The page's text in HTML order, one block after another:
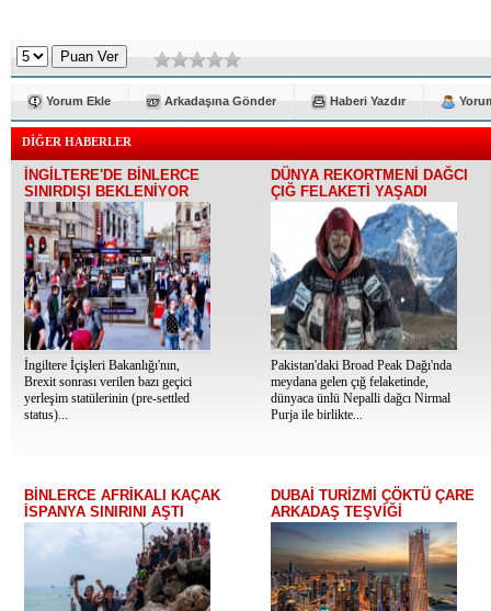
Yorum Ekle Arkadaşına Gönder Haberi Yazdır
DİĞER HABERLER
İNGİLTERE'DE BİNLERCE
SINIRDIŞI BEKLENİYOR
İngiltere İçişleri Bakanlığı'nın,
Brexit sonrası verilen bazı geçici
yerleşim statülerinin (pre-settled
status)...
DÜNYA REKORTMENİ DAĞCI
ÇIĞ FELAKETİ YAŞADI
Pakistan'daki Broad Peak Dağı'nda
meydana gelen çığ felaketinde,
dünyaca ünlü Nepalli dağcı Nirmal
Purja ile birlikte...
BİNLERCE AFRİKALI KAÇAK
İSPANYA SINIRINI AŞTI
DUBAİ TURİZMİ ÇÖKTÜ ÇARE
ARKADAŞ TEŞVİĞİ